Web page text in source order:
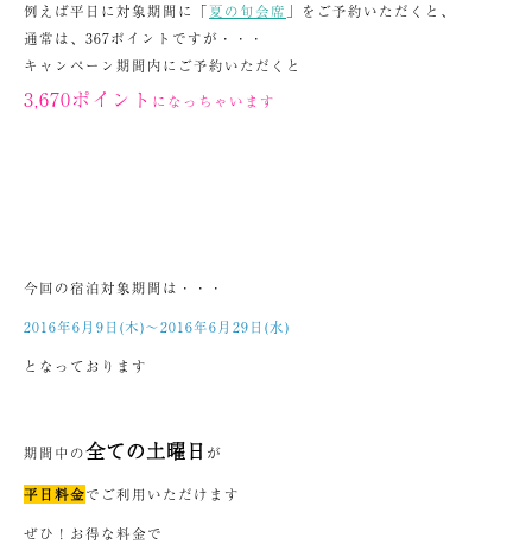
例えば平日に対象期間に「夏の旬会席 」をご予約いただくと、
通常は、367ポイントですが・・・
キャンペーン期間内にご予約いただくと
3,670ポイント になっちゃいます
今回の宿泊対象期間は・・・
2016年6月9日(木)～2016年6月29日(水)
となっております
期間中の全ての土曜日 が
平日料金でご利用いただけます
ぜひ！お得な料金で